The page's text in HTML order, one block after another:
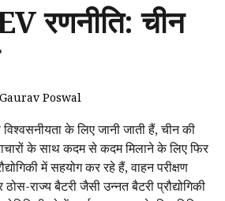
रणनीति: चीन
Gaurav Poswal
विश्वसनीयता के लिए जानी जाती हैं, चीन की
के साथ कदम से कदम मिलाने के लिए फिर
में सहयोग कर रहे हैं, वाहन परीक्षण
राज्य बैटरी जैसी उन्नत बैटरी प्रौद्योगिकी